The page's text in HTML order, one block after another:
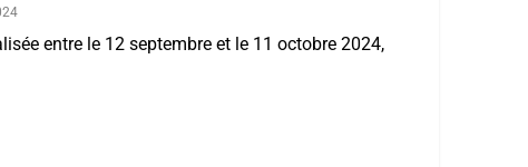
entre le 12 septembre et le 11 octobre 2024,